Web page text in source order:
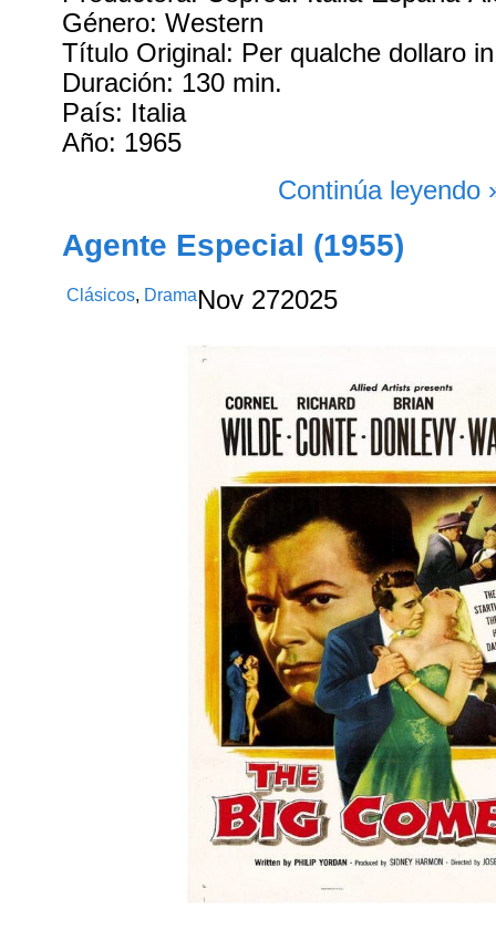
Género: Western
Título Original: Per qualche dollaro
Duración: 130 min.
País: Italia
Año: 1965
Continúa leyendo
Agente Especial (1955)
Clásicos, DramaNov 272025